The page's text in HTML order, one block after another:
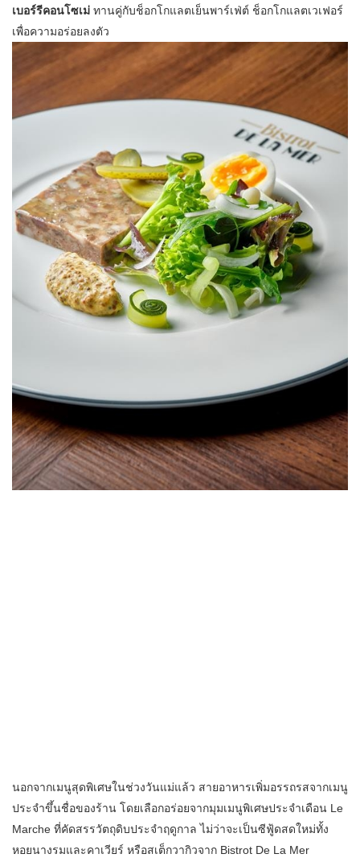
เบอร์รีคอนโซเม่ ทานคู่กับช็อกโกแลตเย็นพาร์เฟ่ต์ ช็อกโกแลตเวเฟอร์
เพื่อความอร่อยลงตัว
นอกจากเมนูสุดพิเศษในช่วงวันแม่แล้ว สายอาหารเพิ่มอรรถรสจากเมนู
ประจำขึ้นชื่อของร้าน โดยเลือกอร่อยจากมุมเมนูพิเศษประจำเดือน Le
Marche ที่คัดสรรวัตถุดิบประจำฤดูกาล ไม่ว่าจะเป็นซีฟู้ดสดใหม่ทั้ง
หอยนางรมและคาเวียร์ หรือสเต็กวากิวจาก Bistrot De La Mer